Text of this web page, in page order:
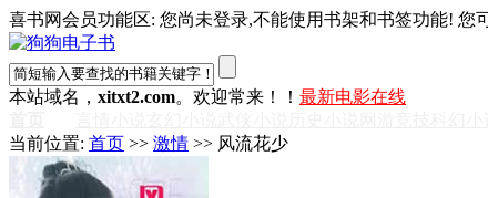
喜书网会员功能区: 您尚未登录,不能使用书架和书签功能! 您
本站域名， xitxt2.com。欢迎常来！！ 最新电影在线
当前位置: 首页 >> 激情 >> 风流花少